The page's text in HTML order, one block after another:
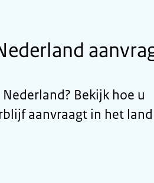
Bekijk hoe u
aanvraagt in het land